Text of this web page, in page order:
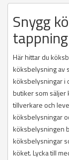
Snygg
tappning
Här hittar du
köksbelysning av
köksbelysningar i
butiker som säljer
tillverkare och
köksbelysningar
köksbelysningen
köksbelysningar
köket. Lycka till